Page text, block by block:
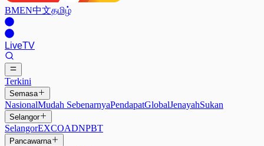
BMEN中文தமிழ்
LiveTV
Terkini
Semasa
NasionalMudah SebenarnyaPendapatGlobalJenayahSukan
Selangor
SelangorEXCOADNPBT
Pancawarna